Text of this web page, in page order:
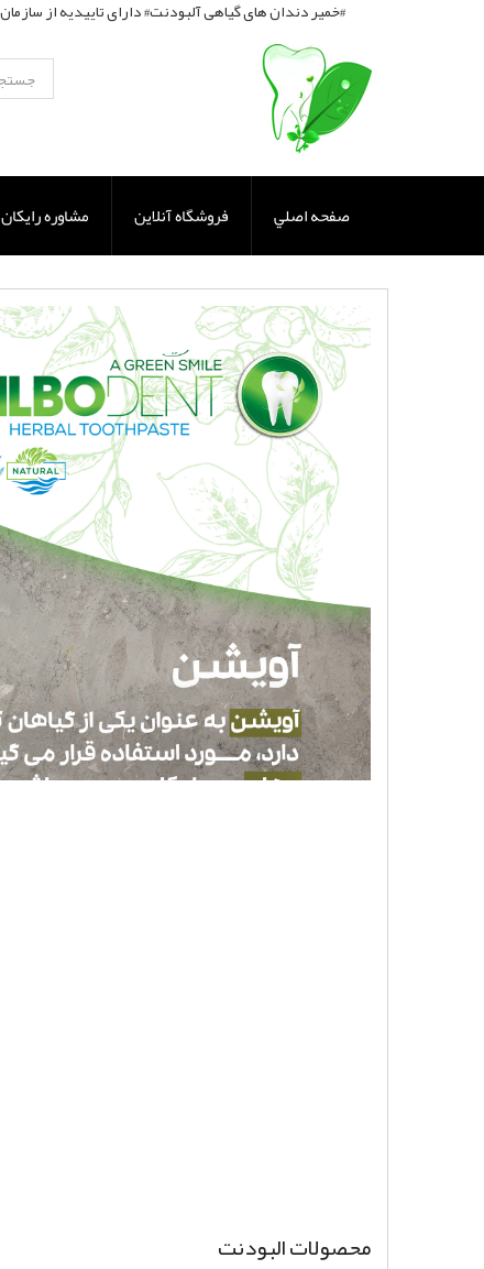
خمیر دندان های گیاهی آلبودنت# دارای تاییدیه از سازمان غذا و دارو# دارای گواهی استاندارد# مورد تایید سازمان تحقیقات جهاد کشاورزی# مورد تایید پارک علم و فناوری# دارای گواهی ثبت اختراع اولین خمیردندان گیاهی در کشور#
صفحه اصلي فروشگاه آنلاین مشاوره رایکان
محصولات البودنت